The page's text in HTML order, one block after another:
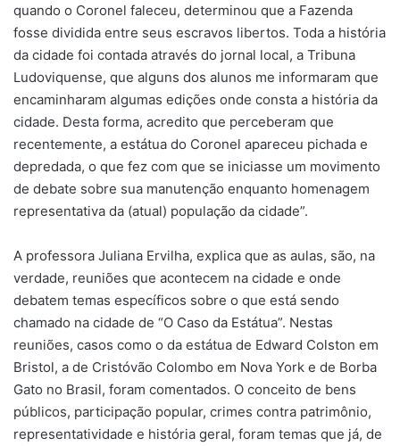
quando o Coronel faleceu, determinou que a Fazenda
fosse dividida entre seus escravos libertos. Toda a história
da cidade foi contada através do jornal local, a Tribuna
Ludoviquense, que alguns dos alunos me informaram que
encaminharam algumas edições onde consta a história da
cidade. Desta forma, acredito que perceberam que
recentemente, a estátua do Coronel apareceu pichada e
depredada, o que fez com que se iniciasse um movimento
de debate sobre sua manutenção enquanto homenagem
representativa da (atual) população da cidade”.
A professora Juliana Ervilha, explica que as aulas, são, na
verdade, reuniões que acontecem na cidade e onde
debatem temas específicos sobre o que está sendo
chamado na cidade de “O Caso da Estátua”. Nestas
reuniões, casos como o da estátua de Edward Colston em
Bristol, a de Cristóvão Colombo em Nova York e de Borba
Gato no Brasil, foram comentados. O conceito de bens
públicos, participação popular, crimes contra patrimônio,
representatividade e história geral, foram temas que já, de